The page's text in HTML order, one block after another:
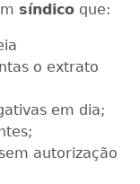
síndico que:
o extrato
em dia;
autorização